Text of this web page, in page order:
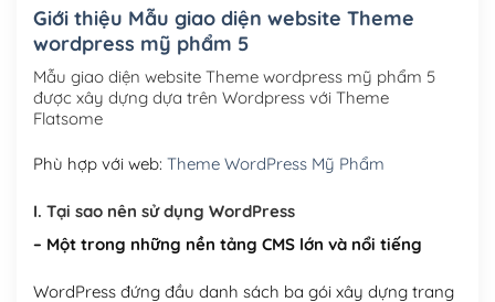
Tên miền quốc tế .com .net .org (1 năm)
Tên miền Việt Nam .vn (1 năm)
Hosting 2GB SSD (1 năm)(+450,000₫)
Hosting 8GB SSD (1 năm) (+950,000₫)
Giới thiệu Mẫu giao diện website Theme
wordpress mỹ phẩm 5
Mẫu giao diện website Theme wordpress mỹ phẩm 5
được xây dựng dựa trên Wordpress với Theme
Flatsome
Phù hợp với web: Theme WordPress Mỹ Phẩm
I. Tại sao nên sử dụng WordPress
– Một trong những nền tảng CMS lớn và nổi tiếng
WordPress đứng đầu danh sách ba gói xây dựng trang